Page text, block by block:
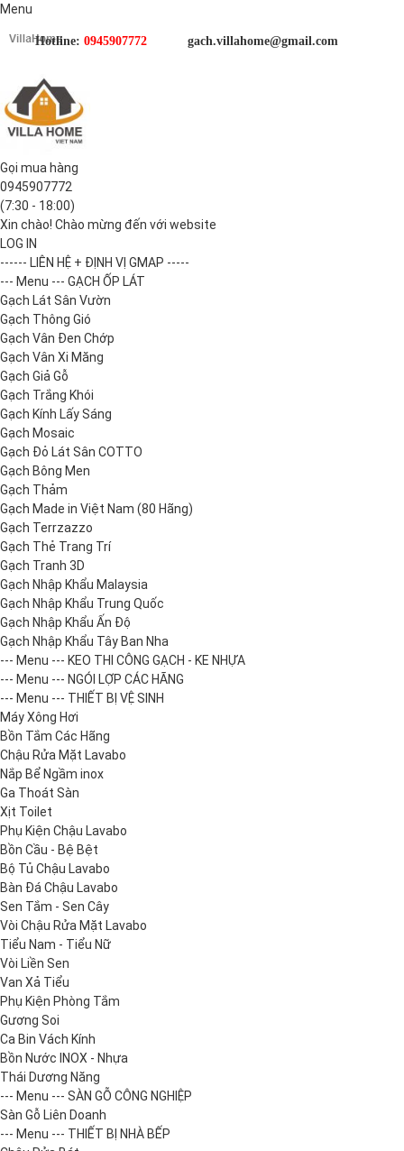
Menu
Hotline: 0945907772 gach.villahome@gmail.com
Gọi mua hàng
0945907772
(7:30 - 18:00)
Xin chào! Chào mừng đến với website
LOG IN
------ LIÊN HỆ + ĐỊNH VỊ GMAP -----
--- Menu --- GẠCH ỐP LÁT
Gạch Lát Sân Vườn
Gạch Thông Gió
Gạch Vân Đen Chớp
Gạch Vân Xi Măng
Gạch Giả Gỗ
Gạch Trắng Khói
Gạch Kính Lấy Sáng
Gạch Mosaic
Gạch Đỏ Lát Sân COTTO
Gạch Bông Men
Gạch Thảm
Gạch Made in Việt Nam (80 Hãng)
Gạch Terrzazzo
Gạch Thẻ Trang Trí
Gạch Tranh 3D
Gạch Nhập Khẩu Malaysia
Gạch Nhập Khẩu Trung Quốc
Gạch Nhập Khẩu Ấn Độ
Gạch Nhập Khẩu Tây Ban Nha
--- Menu --- KEO THI CÔNG GẠCH - KE NHỰA
--- Menu --- NGÓI LỢP CÁC HÃNG
--- Menu --- THIẾT BỊ VỆ SINH
Máy Xông Hơi
Bồn Tắm Các Hãng
Chậu Rửa Mặt Lavabo
Nắp Bể Ngầm inox
Ga Thoát Sàn
Xịt Toilet
Phụ Kiện Chậu Lavabo
Bồn Cầu - Bệ Bệt
Bộ Tủ Chậu Lavabo
Bàn Đá Chậu Lavabo
Sen Tắm - Sen Cây
Vòi Chậu Rửa Mặt Lavabo
Tiểu Nam - Tiểu Nữ
Vòi Liền Sen
Van Xả Tiểu
Phụ Kiện Phòng Tắm
Gương Soi
Ca Bin Vách Kính
Bồn Nước INOX - Nhựa
Thái Dương Năng
--- Menu --- SÀN GỖ CÔNG NGHIỆP
Sàn Gỗ Liên Doanh
--- Menu --- THIẾT BỊ NHÀ BẾP